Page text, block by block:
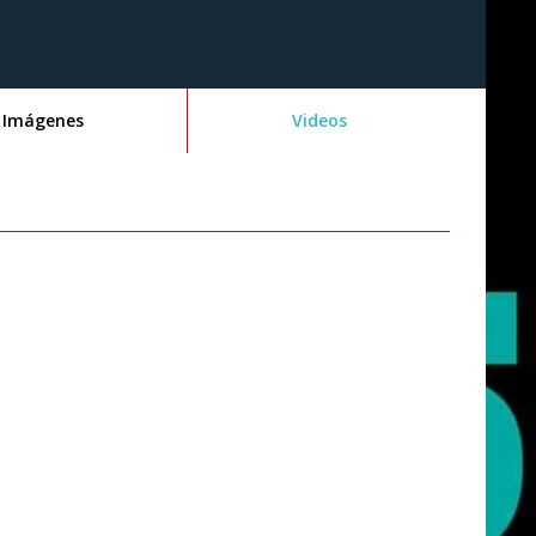
Imágenes Videos